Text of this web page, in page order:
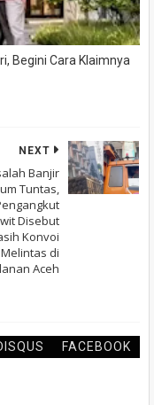
Begini Cara Klaimnya
NEXT
Banjir
Tuntas,
Disebut
Konvoi
Melintas di
Aceh
FACEBOOK